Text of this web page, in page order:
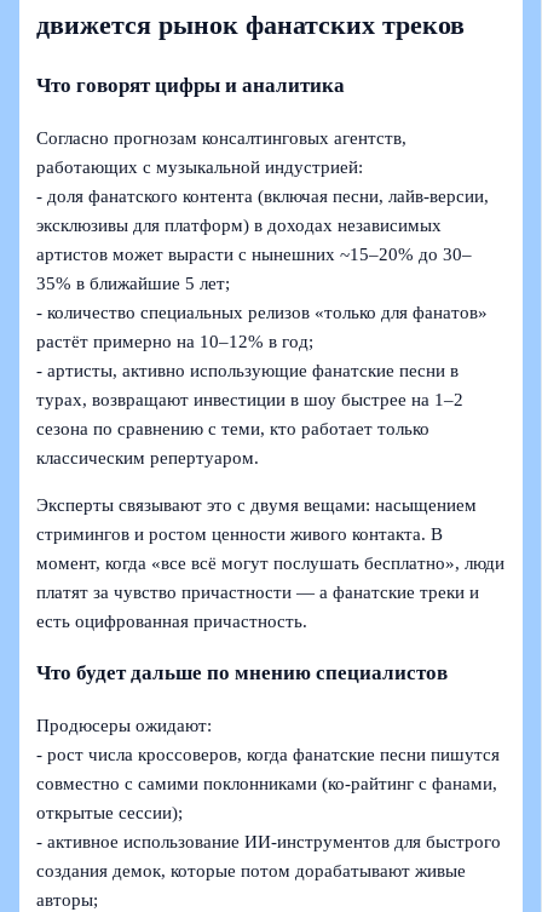
движется рынок фанатских треков
Что говорят цифры и аналитика
Согласно прогнозам консалтинговых агентств,
работающих с музыкальной индустрией:
- доля фанатского контента (включая песни, лайв‑версии,
эксклюзивы для платформ) в доходах независимых
артистов может вырасти с нынешних ~15–20% до 30–
35% в ближайшие 5 лет;
- количество специальных релизов «только для фанатов»
растёт примерно на 10–12% в год;
- артисты, активно использующие фанатские песни в
турах, возвращают инвестиции в шоу быстрее на 1–2
сезона по сравнению с теми, кто работает только
классическим репертуаром.
Эксперты связывают это с двумя вещами: насыщением
стримингов и ростом ценности живого контакта. В
момент, когда «все всё могут послушать бесплатно», люди
платят за чувство причастности — а фанатские треки и
есть оцифрованная причастность.
Что будет дальше по мнению специалистов
Продюсеры ожидают:
- рост числа кроссоверов, когда фанатские песни пишутся
совместно с самими поклонниками (ко‑райтинг с фанами,
открытые сессии);
- активное использование ИИ‑инструментов для быстрого
создания демок, которые потом дорабатывают живые
авторы;